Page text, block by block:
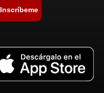
Inscríbeme